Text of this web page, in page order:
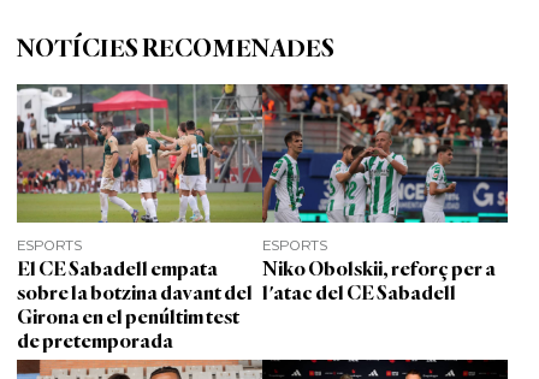
NOTÍCIES RECOMENADES
ESPORTS
El CE Sabadell empata
sobre la botzina davant del
Girona en el penúltim test
de pretemporada
ESPORTS
Niko Obolskii, reforç per a
l'atac del CE Sabadell